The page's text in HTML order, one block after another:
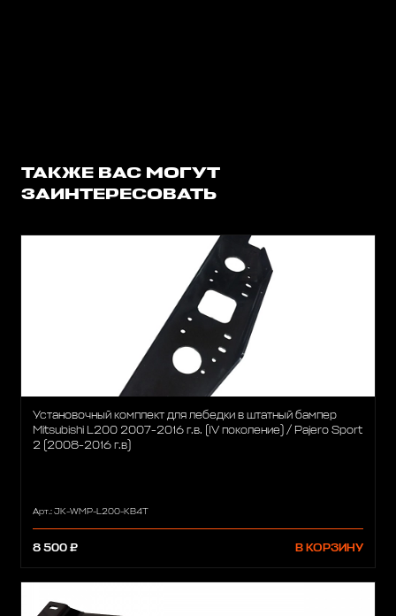
ТАКЖЕ ВАС МОГУТ
ЗАИНТЕРЕСОВАТЬ
Установочный комплект для лебедки в штатный бампер
Mitsubishi L200 2007-2016 г.в. (IV поколение) / Pajero Sport
2 (2008-2016 г.в)
Арт.: JK-WMP-L200-KB4T
8 500 ₽ В КОРЗИНУ